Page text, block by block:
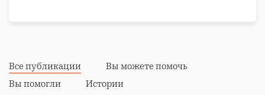
Все публикации
Вы можете помочь
Вы помогли
Истории